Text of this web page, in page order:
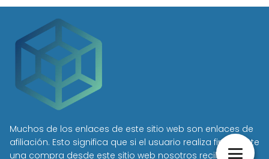
Muchos de los enlaces de este sitio web son enlaces de
afiliación. Esto significa que si el usuario realiza finalmente
una compra desde este sitio web nosotros recibimos